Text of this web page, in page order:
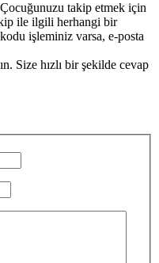
takip etmek için
ile ilgili herhangi bir
işleminiz varsa, e-posta
Size hızlı bir şekilde cevap